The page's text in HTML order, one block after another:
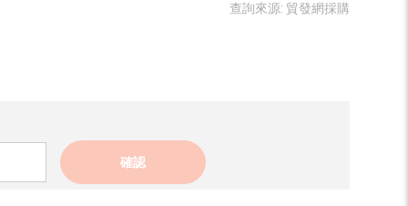
查詢來源: 貿發網採購
確認